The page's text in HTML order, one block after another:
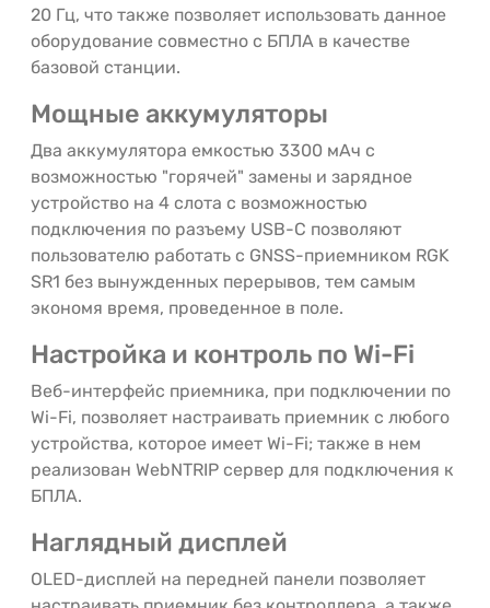
20 Гц, что также позволяет использовать данное
оборудование совместно с БПЛА в качестве
базовой станции.
Мощные аккумуляторы
Два аккумулятора емкостью 3300 мАч с
возможностью "горячей" замены и зарядное
устройство на 4 слота с возможностью
подключения по разъему USB-C позволяют
пользователю работать с GNSS-приемником RGK
SR1 без вынужденных перерывов, тем самым
экономя время, проведенное в поле.
Настройка и контроль по Wi-Fi
Веб-интерфейс приемника, при подключении по
Wi-Fi, позволяет настраивать приемник с любого
устройства, которое имеет Wi-Fi; также в нем
реализован WebNTRIP сервер для подключения к
БПЛА.
Наглядный дисплей
OLED-дисплей на передней панели позволяет